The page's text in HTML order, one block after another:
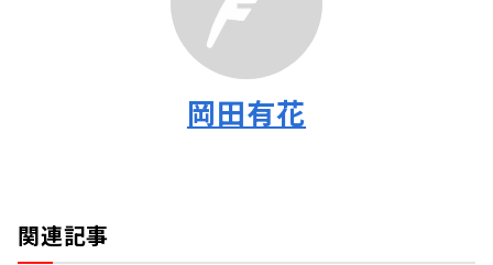
岡田有花
関連記事